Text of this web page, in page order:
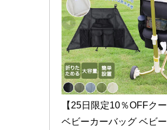
【25日限定10％OFFクー
ベビーカーバッグ ベビ